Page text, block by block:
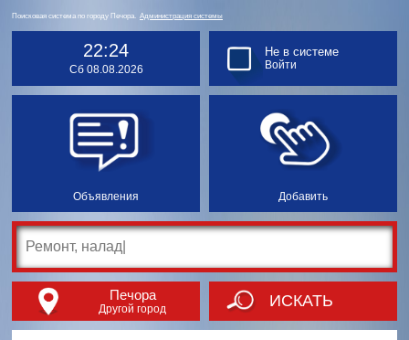
Поисковая система по городу Печора. Администрация системы
22:24
Сб 08.08.2026
Объявления Добавить
Не в системе
Войти
Печора
Другой город ИСКАТЬ